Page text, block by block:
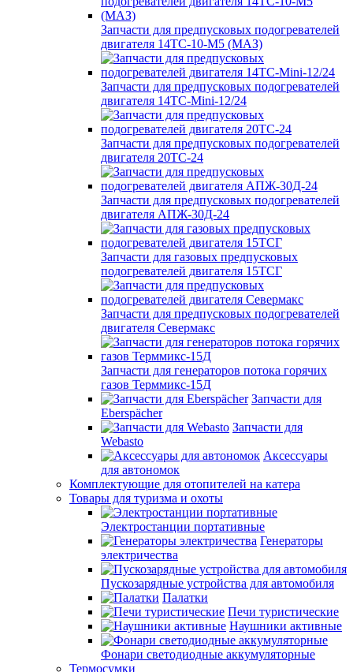
Запчасти для предпусковых подогревателей
двигателя 14ТС-10-М5 (МАЗ)
Запчасти для предпусковых подогревателей
двигателя 14ТС-Mini-12/24
Запчасти для предпусковых подогревателей
двигателя 20ТС-24
Запчасти для предпусковых подогревателей
двигателя АПЖ-30Д-24
Запчасти для газовых предпусковых
подогревателей двигателя 15ТСГ
Запчасти для предпусковых подогревателей
двигателя Севермакс
Запчасти для генераторов потока горячих
газов Терммикс-15Д
Запчасти для
Eberspächer
Запчасти для
Webasto
Аксессуары
для автономок
Комплектующие для отопителей на катера
Товары для туризма и охоты
Электростанции портативные
Генераторы
электричества
Пускозарядные устройства для автомобиля
Палатки
Печи туристические
Наушники активные
Фонари светодиодные аккумуляторные
Термосумки